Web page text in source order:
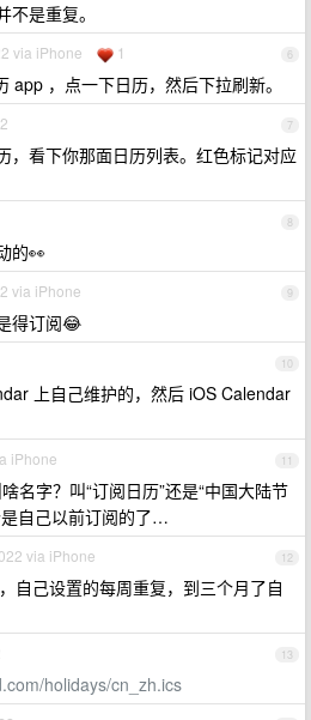
是重复。
6
via iPhone 1
app ，点一下日历，然后下拉刷新。
7
，看下你那面日历列表。红色标记对应
8
的👀
9
via iPhone
得订阅😂
10
上自己维护的，然后 iOS Calendar
11
iPhone
名字？叫“订阅日历”还是“中国大陆节
自己以前订阅的了…
12
via iPhone
自己设置的每周重复，到三个月了自
13
holidays/cn_zh.ics